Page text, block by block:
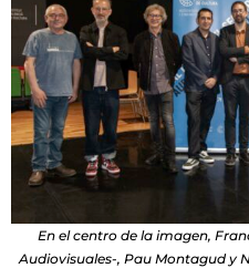
En el centro de la imagen,
Audiovisuales-, Pau Montagud y